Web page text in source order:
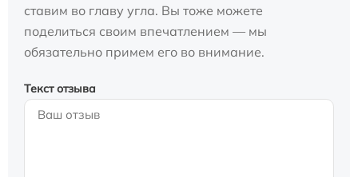
ставим во главу угла. Вы тоже можете
поделиться своим впечатлением — мы
обязательно примем его во внимание.
Текст отзыва